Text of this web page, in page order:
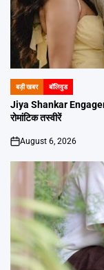
POSTED
IN
बड़ी खबर बॉलिवुड
Jiya Shankar
रोमांटिक तस्वीरें
on
August 6, 2026